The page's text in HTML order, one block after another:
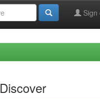
Sign
Discover